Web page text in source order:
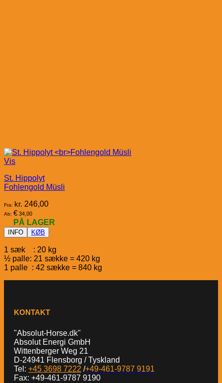
Vis
St. Hippolyt
Fohlengold Müsli
Fra: kr. 246,00
Ab: € 34,00
PÅ LAGER
INFO KØB
1 sæk : 20 kg
½ palle: 21 sække = 420 kg
1 palle : 42 sække = 840 kg
KONTAKT
"Absolut-Horse.dk"
Absolut Energi GmbH
Wittenberger Weg 21
D-24941 Flensborg / Tyskland
Tel: +45 3698 7222 /+49-461-9787 9191
Fax: +49-461-9787 9190